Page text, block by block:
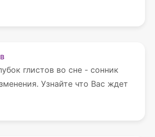
глистов во сне - сонник
Узнайте что Вас ждет